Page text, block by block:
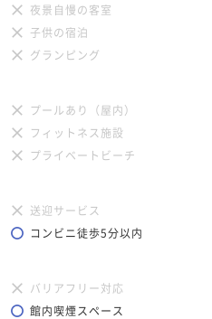
夜景自慢の客室
子供の宿泊
グランピング
プールあり（屋内）
フィットネス施設
プライベートビーチ
送迎サービス
コンビニ徒歩5分以内
バリアフリー対応
館内喫煙スペース